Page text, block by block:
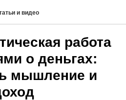
и видео
работа
о деньгах:
мышление и